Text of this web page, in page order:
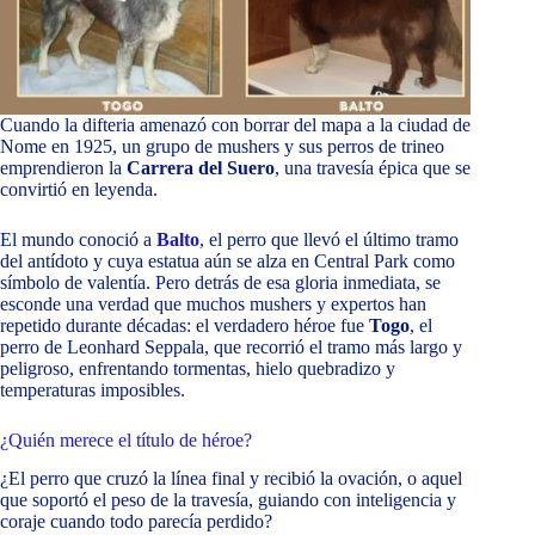
Cuando la difteria amenazó con borrar del mapa a la ciudad de
Nome en 1925, un grupo de mushers y sus perros de trineo
emprendieron la Carrera del Suero, una travesía épica que se
convirtió en leyenda.
El mundo conoció a Balto, el perro que llevó el último tramo
del antídoto y cuya estatua aún se alza en Central Park como
símbolo de valentía. Pero detrás de esa gloria inmediata, se
esconde una verdad que muchos mushers y expertos han
repetido durante décadas: el verdadero héroe fue Togo, el
perro de Leonhard Seppala, que recorrió el tramo más largo y
peligroso, enfrentando tormentas, hielo quebradizo y
temperaturas imposibles.
¿Quién merece el título de héroe?
¿El perro que cruzó la línea final y recibió la ovación, o aquel
que soportó el peso de la travesía, guiando con inteligencia y
coraje cuando todo parecía perdido?